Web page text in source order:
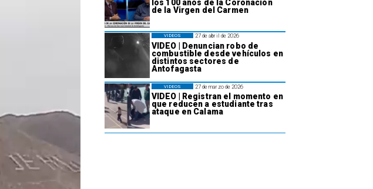
los 100 años de la Coronación
de la Virgen del Carmen
27 de abril de 2026
VIDEO | Denuncian robo de
combustible desde vehículos en
distintos sectores de
Antofagasta
VIDEOS
27 de marzo de 2026
VIDEO | Registran el momento en
que reducen a estudiante tras
ataque en Calama
VIDEOS